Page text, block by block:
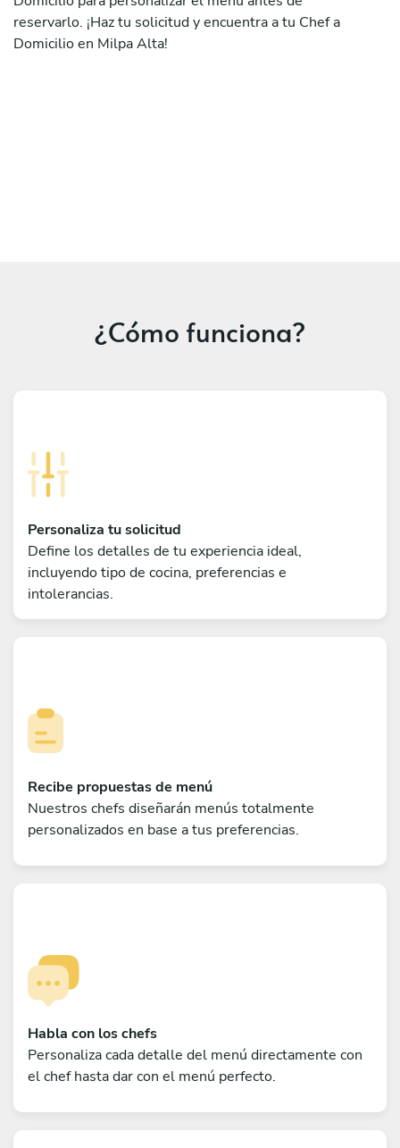
reservarlo. ¡Haz tu solicitud y encuentra a tu Chef a
Domicilio en Milpa Alta!
¿Cómo funciona?
Personaliza tu solicitud
Define los detalles de tu experiencia ideal,
incluyendo tipo de cocina, preferencias e
intolerancias.
Recibe propuestas de menú
Nuestros chefs diseñarán menús totalmente
personalizados en base a tus preferencias.
Habla con los chefs
Personaliza cada detalle del menú directamente con
el chef hasta dar con el menú perfecto.